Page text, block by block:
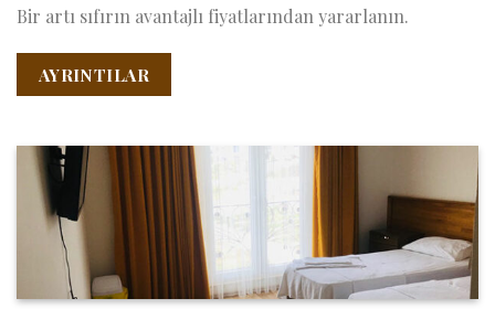
Bir artı sıfırın avantajlı fiyatlarından yararlanın.
AYRINTILAR